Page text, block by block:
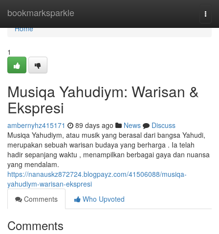
bookmarksparkle
Home
Home
1
Musiqa Yahudiym: Warisan &
Ekspresi
ambernyhz415171 89 days ago News
Discuss
Musiqa Yahudiym, atau musik yang berasal dari bangsa Yahudi,
merupakan sebuah warisan budaya yang berharga . Ia telah
hadir sepanjang waktu , menampilkan berbagai gaya dan nuansa
yang mendalam.
https://nanauskz872724.blogpayz.com/41506088/musiqa-
yahudiym-warisan-ekspresi
Comments
Who Upvoted
Comments